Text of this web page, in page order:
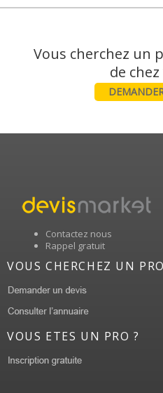
Vous cherchez un
Contactez nous
Rappel gratuit
VOUS CHERCHEZ UN
VOUS ETES UN PRO ?